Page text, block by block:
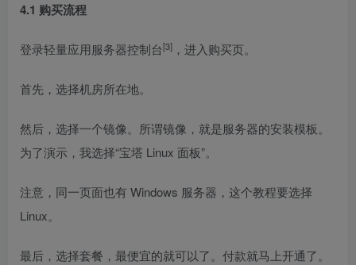
4.1 购买流程
登录轻量应用服务器控制台[3] ，进入购买页。
首先，选择机房所在地。
然后，选择一个镜像。所谓镜像，就是服务器的安装模板。
为了演示，我选择“宝塔 Linux 面板”。
注意，同一页面也有 Windows 服务器，这个教程要选择
Linux。
最后，选择套餐，最便宜的就可以了。付款就马上开通了。